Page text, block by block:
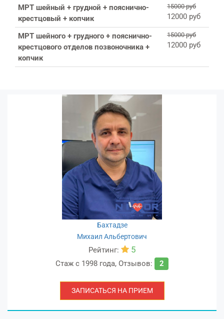
МРТ шейный + грудной + пояснично-
крестцовый + копчик
15000 руб
12000 руб
МРТ шейного + грудного + пояснично-
крестцового отделов позвоночника +
копчик
15000 руб
12000 руб
Бахтадзе
Михаил Альбертович
Рейтинг: 5
Стаж с 1998 года, Отзывов: 2
ЗАПИСАТЬСЯ НА ПРИЕМ